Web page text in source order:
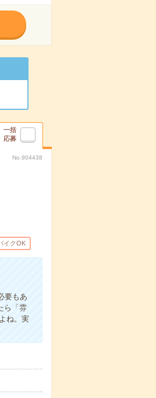
一括
応募
No.904438
イクOK
要もあ
ら「雰
ね。実